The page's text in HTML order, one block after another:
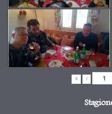
« ‹